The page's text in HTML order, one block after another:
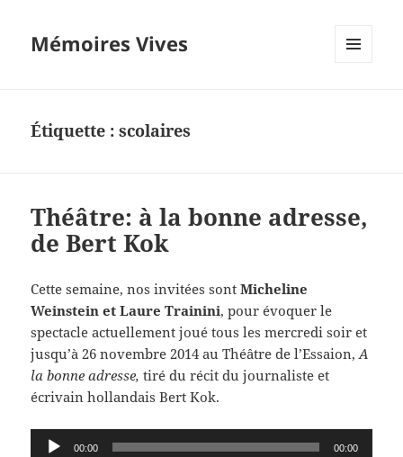
Mémoires Vives
Étiquette :scolaires
Théâtre: à la bonne adresse,
de Bert Kok
Cette semaine, nos invitées sontMicheline
Weinstein et Laure Trainini, pour évoquer le
spectacle actuellement joué tous les mercredi soir et
jusqu’à 26 novembre 2014 au Théâtre de l’Essaion,A
la bonne adresse,tiré du récit du journaliste et
écrivain hollandais Bert Kok.
Lecteur 00:00 00:00